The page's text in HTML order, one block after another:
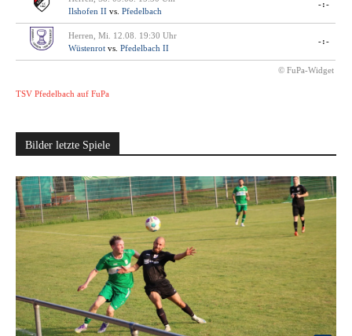
Ilshofen II vs. Pfedelbach
-:-
Herren, Mi. 12.08. 19:30 Uhr
Wüstenrot vs. Pfedelbach II
-:-
© FuPa-Widget
TSV Pfedelbach auf FuPa
Bilder letzte Spiele